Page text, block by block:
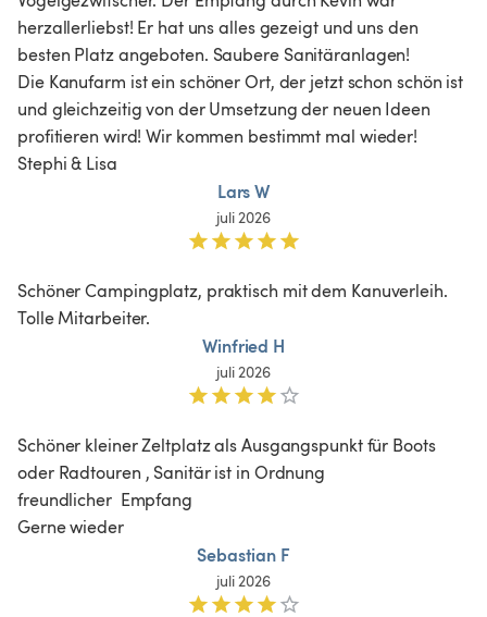
herzallerliebst! Er hat uns alles gezeigt und uns den
besten Platz angeboten. Saubere Sanitäranlagen!
Die Kanufarm ist ein schöner Ort, der jetzt schon schön ist
und gleichzeitig von der Umsetzung der neuen Ideen
profitieren wird! Wir kommen bestimmt mal wieder!
Stephi & Lisa
Lars W
juli 2026
Schöner Campingplatz, praktisch mit dem Kanuverleih.
Tolle Mitarbeiter.
Winfried H
juli 2026
Schöner kleiner Zeltplatz als Ausgangspunkt für Boots
oder Radtouren , Sanitär ist in Ordnung
freundlicher  Empfang
Gerne wieder
Sebastian F
juli 2026